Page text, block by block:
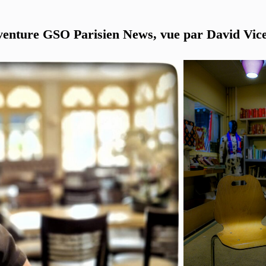
GSO Parisien News, vue par David